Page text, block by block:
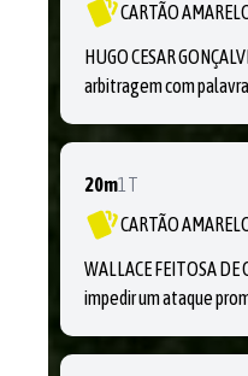
CARTÃO
HUGO CESAR
arbitragem com
20m1T
CARTÃO
WALLACE FEITOSA
impedir um ataque